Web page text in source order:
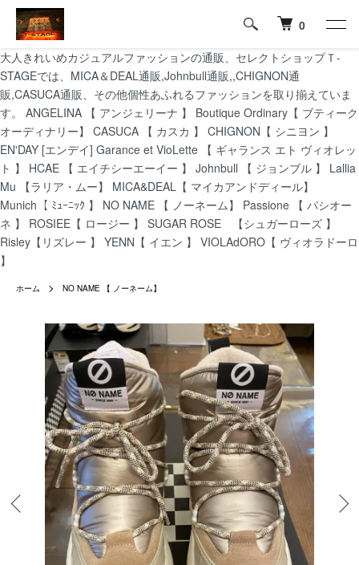
大人きれいめカジュアルファッションの通販、セレクトショップＴ-
STAGEでは、MICA＆DEAL通販,Johnbull通販,,CHIGNON通
販,CASUCA通販、その他個性あふれるファッションを取り揃えていま
す。 ANGELINA 【 アンジェリーナ 】 Boutique Ordinary【 ブティーク
オーディナリー】 CASUCA 【 カスカ 】 CHIGNON【 シニヨン 】
EN'DAY [エンデイ] Garance et VioLette 【 ギャランス エト ヴィオレッ
ト 】 HCAE 【 エイチシーエーイー 】 Johnbull 【 ジョンブル 】 Lallia
Mu 【ラリア・ムー】 MICA&DEAL【 マイカアンドディール】
Munich【 ﾐｭｰﾆｯｸ 】 NO NAME 【 ノーネーム】 Passione 【 パシオー
ネ 】 ROSIEE【 ロージー 】 SUGAR ROSE 【シュガーローズ 】
Risley【リズレー 】 YENN【 イエン 】 VIOLAdORO【 ヴィオラドーロ
】
0
ホーム NO NAME 【 ノーネーム】